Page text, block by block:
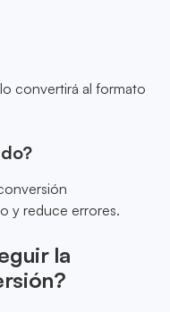
convertirá al formato
y reduce errores.
la